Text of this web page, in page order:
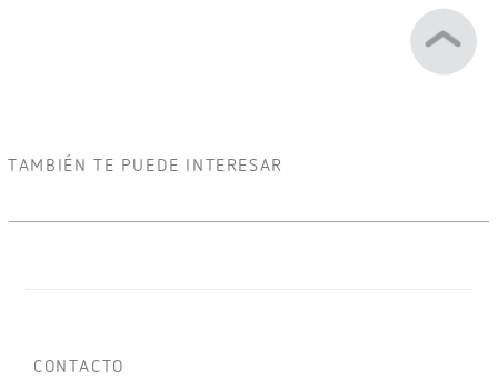
TAMBIÉN TE PUEDE INTERESAR
CONTACTO